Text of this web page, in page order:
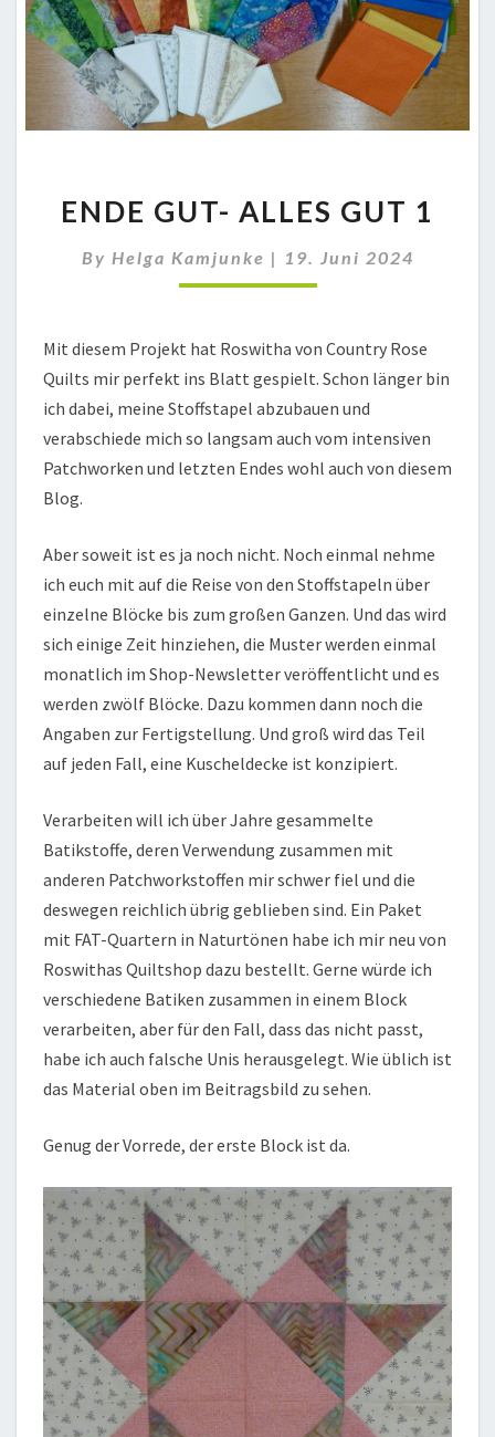
GUT-
GUT
1
ENDE GUT- ALLES GUT 1
By Helga Kamjunke | 19. Juni 2024
Mit diesem Projekt hat Roswitha von Country Rose
Quilts mir perfekt ins Blatt gespielt. Schon länger bin
ich dabei, meine Stoffstapel abzubauen und
verabschiede mich so langsam auch vom intensiven
Patchworken und letzten Endes wohl auch von diesem
Blog.
Aber soweit ist es ja noch nicht. Noch einmal nehme
ich euch mit auf die Reise von den Stoffstapeln über
einzelne Blöcke bis zum großen Ganzen. Und das wird
sich einige Zeit hinziehen, die Muster werden einmal
monatlich im Shop-Newsletter veröffentlicht und es
werden zwölf Blöcke. Dazu kommen dann noch die
Angaben zur Fertigstellung. Und groß wird das Teil
auf jeden Fall, eine Kuscheldecke ist konzipiert.
Verarbeiten will ich über Jahre gesammelte
Batikstoffe, deren Verwendung zusammen mit
anderen Patchworkstoffen mir schwer fiel und die
deswegen reichlich übrig geblieben sind. Ein Paket
mit FAT-Quartern in Naturtönen habe ich mir neu von
Roswithas Quiltshop dazu bestellt. Gerne würde ich
verschiedene Batiken zusammen in einem Block
verarbeiten, aber für den Fall, dass das nicht passt,
habe ich auch falsche Unis herausgelegt. Wie üblich ist
das Material oben im Beitragsbild zu sehen.
Genug der Vorrede, der erste Block ist da.